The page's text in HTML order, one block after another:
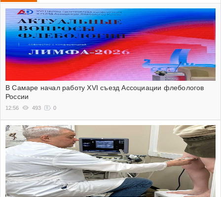
В Самаре начал работу XVI съезд Ассоциации флебологов
России
12:56 493 0